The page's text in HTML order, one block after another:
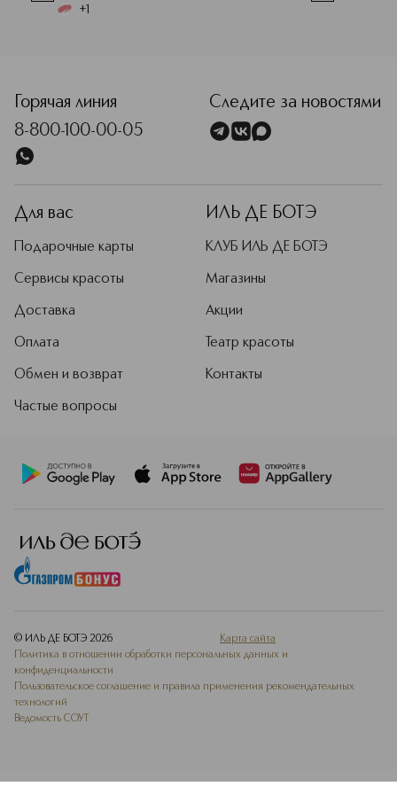
+1
Горячая линия
8-800-100-00-05
Следите за новостями
Для вас
Подарочные карты
Сервисы красоты
Доставка
Оплата
Обмен и возврат
Частые вопросы
ИЛЬ ДЕ БОТЭ
КЛУБ ИЛЬ ДЕ БОТЭ
Магазины
Акции
Театр красоты
Контакты
© ИЛЬ ДЕ БОТЭ 2026
Карта сайта
Политика в отношении обработки персональных данных и
конфиденциальности
Пользовательское соглашение и правила применения рекомендательных
технологий
Ведомость СОУТ